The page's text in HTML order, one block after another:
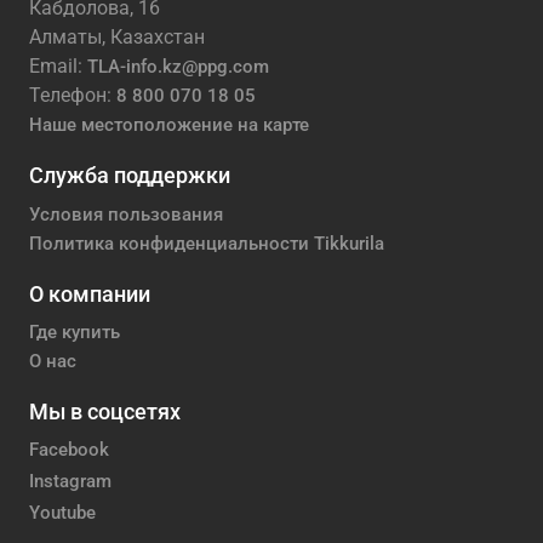
Кабдолова, 16
Алматы, Казахстан
Email: TLA-info.kz@ppg.com
Телефон: 8 800 070 18 05
Наше местоположение на карте
Служба поддержки
Условия пользования
Политика конфиденциальности Tikkurila
О компании
Где купить
О нас
Мы в соцсетях
Facebook
Instagram
Youtube